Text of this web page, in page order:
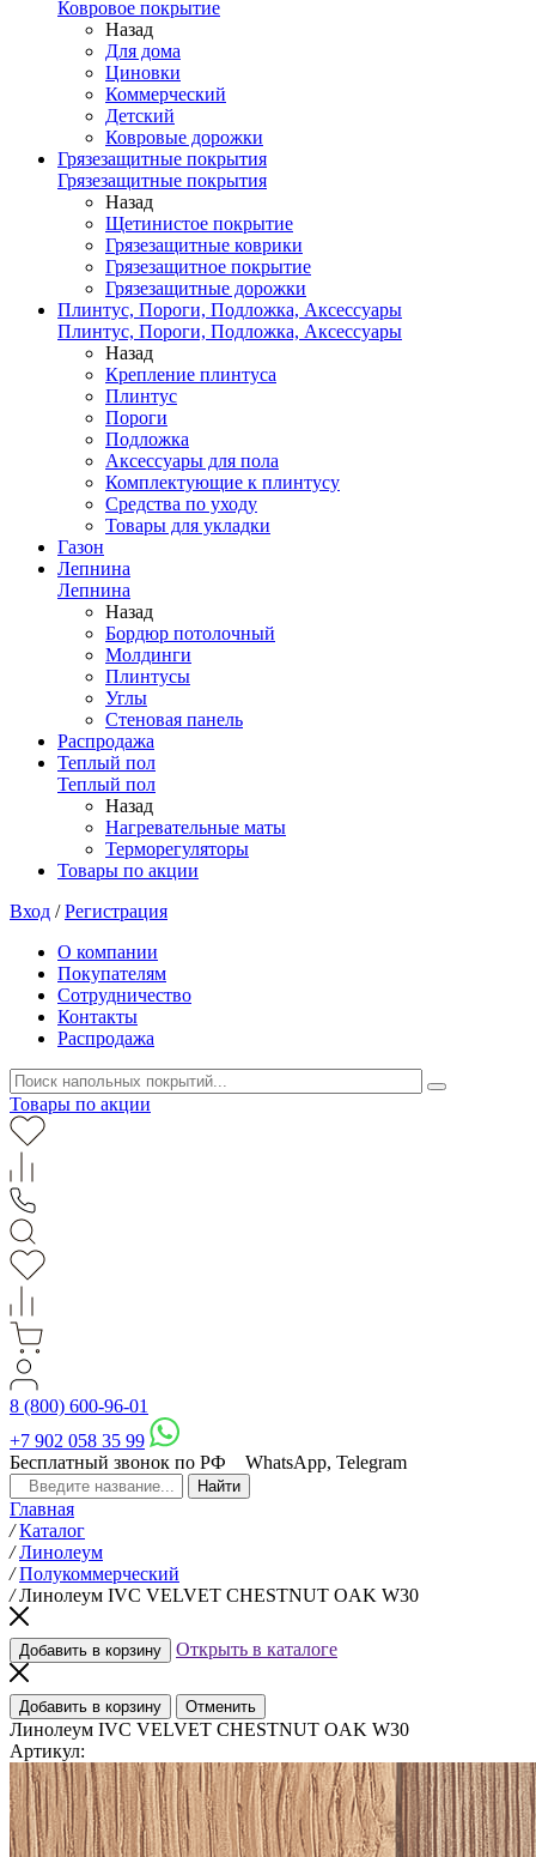
Ковровое покрытие
Назад
Для дома
Циновки
Коммерческий
Детский
Ковровые дорожки
Грязезащитные покрытия
Грязезащитные покрытия
Назад
Щетинистое покрытие
Грязезащитные коврики
Грязезащитное покрытие
Грязезащитные дорожки
Плинтус, Пороги, Подложка, Аксессуары
Плинтус, Пороги, Подложка, Аксессуары
Назад
Крепление плинтуса
Плинтус
Пороги
Подложка
Аксессуары для пола
Комплектующие к плинтусу
Средства по уходу
Товары для укладки
Газон
Лепнина
Лепнина
Назад
Бордюр потолочный
Молдинги
Плинтусы
Углы
Стеновая панель
Распродажа
Теплый пол
Теплый пол
Назад
Нагревательные маты
Терморегуляторы
Товары по акции
Вход /Регистрация
О компании
Покупателям
Сотрудничество
Контакты
Распродажа
Товары по акции
8 (800) 600-96-01
+7 902 058 35 99
Бесплатный звонок по РФ
WhatsApp, Telegram
Главная
/ Каталог
/ Линолеум
/ Полукоммерческий
/ Линолеум IVC VELVET CHESTNUT OAK W30
Добавить в корзину Открыть в каталоге
Добавить в корзину Отменить
Линолеум IVC VELVET CHESTNUT OAK W30
Артикул: